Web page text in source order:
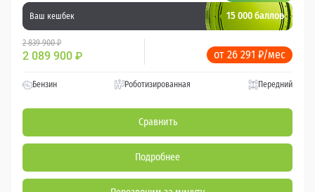
Ваш кешбек 15 000 баллов
2 839 900 ₽
2 089 900 ₽ от 26 291 ₽/мес
Бензин Роботизированная Передний
Сравнить
Подробнее